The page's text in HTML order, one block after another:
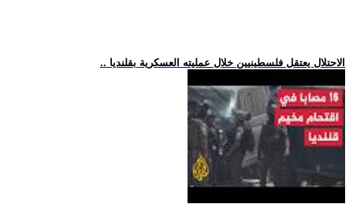
.. الاحتلال يعتقل فلسطينيين خلال عمليته العسكرية بقلنديا